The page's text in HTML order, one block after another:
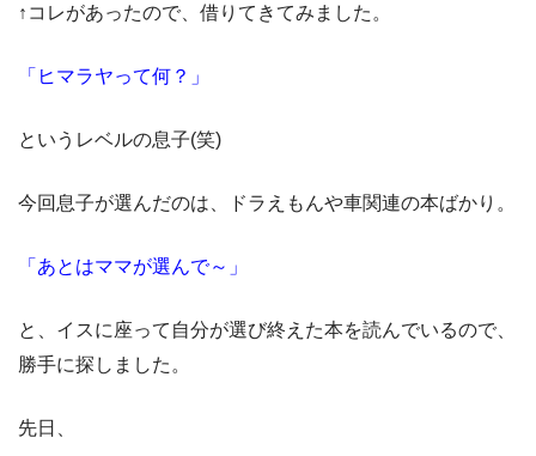
↑コレがあったので、借りてきてみました。
「ヒマラヤって何？」
というレベルの息子(笑)
今回息子が選んだのは、 ドラえもんや車関連の本ばかり。
「あとはママが選んで～」
と、イスに座って自分が選び終えた本を読んでいるので、
勝手に探しました。
先日、